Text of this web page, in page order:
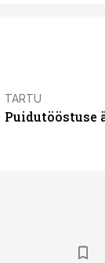
TARTU
Puidutööstuse